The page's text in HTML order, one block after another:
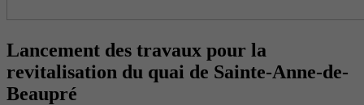
Lancement des travaux pour la
revitalisation du quai de Sainte-Anne-de-
Beaupré